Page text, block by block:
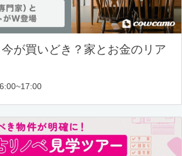
が買いどき？家とお金のリア